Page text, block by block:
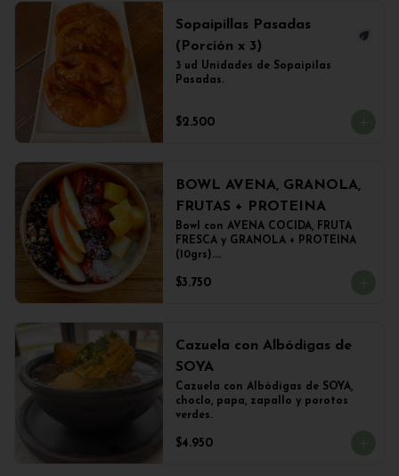
Sopaipillas Pasadas
(Porción x 3)
3 ud Unidades de Sopaipilas
Pasadas.
$2.500
BOWL AVENA, GRANOLA,
FRUTAS + PROTEINA
Bowl con AVENA COCIDA, FRUTA
FRESCA y GRANOLA + PROTEINA
(10grs).
de 500grs aprox.
$3.750
Cazuela con Albódigas de
SOYA
Cazuela con Albódigas de SOYA,
choclo, papa, zapallo y porotos
verdes.
$4.950